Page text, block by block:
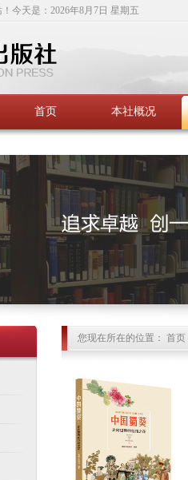
今天是： 2026年8月7日 星期五
首页 本社概况
您现在所在的位置： 首